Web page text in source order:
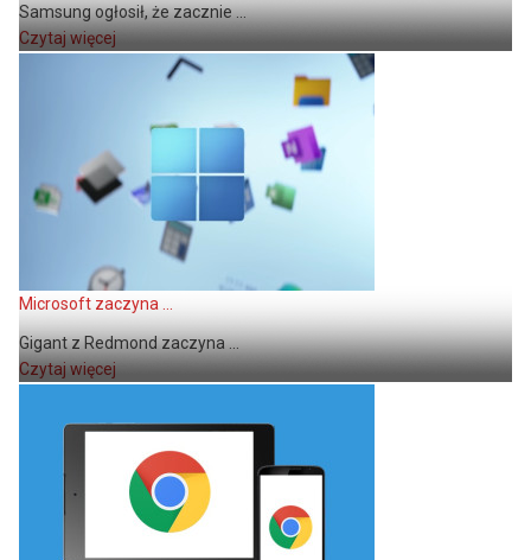
Samsung ogłosił, że zacznie ...
Czytaj więcej
Microsoft zaczyna ...
Gigant z Redmond zaczyna ...
Czytaj więcej